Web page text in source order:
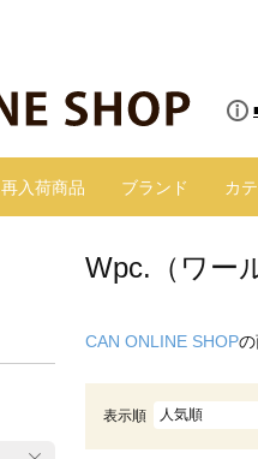
再入荷商品 ブランド カ
Wpc.（ワー
CAN ONLINE SHOPの
表示順 人気順